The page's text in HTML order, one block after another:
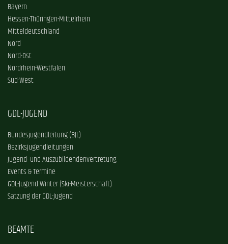
Bayern
Hessen-Thüringen-Mittelrhein
Mitteldeutschland
Nord
Nord-Ost
Nordrhein-Westfalen
Süd-West
GDL-JUGEND
Bundesjugendleitung (BJL)
Bezirksjugendleitungen
Jugend- und Auszubildendenvertretung
Events & Termine
GDL-Jugend Winter (Ski-Meisterschaft)
Satzung der GDL-Jugend
BEAMTE